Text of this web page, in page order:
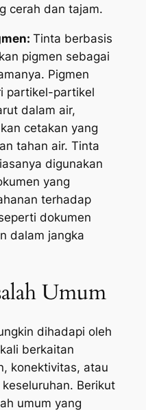
cerah dan tajam.
Tinta berbasis
pigmen sebagai
Pigmen
partikel-partikel
dalam air,
cetakan yang
tahan air. Tinta
digunakan
yang
terhadap
dokumen
dalam jangka
Umum
dihadapi oleh
berkaitan
konektivitas, atau
Berikut
umum yang